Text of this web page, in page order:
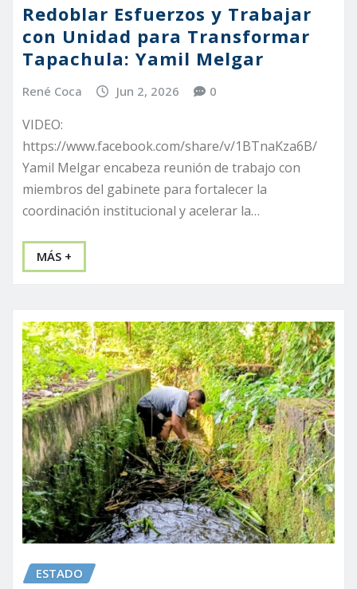
Redoblar Esfuerzos y Trabajar
con Unidad para Transformar
Tapachula: Yamil Melgar
René Coca Jun 2, 2026 0
VIDEO:
https://www.facebook.com/share/v/1BTnaKza6B/
Yamil Melgar encabeza reunión de trabajo con
miembros del gabinete para fortalecer la
coordinación institucional y acelerar la…
MÁS +
ESTADO